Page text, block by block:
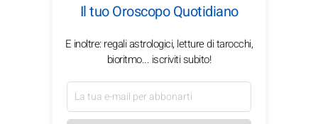
Il tuo Oroscopo Quotidiano
E inoltre: regali astrologici, letture di tarocchi,
bioritmo... iscriviti subito!